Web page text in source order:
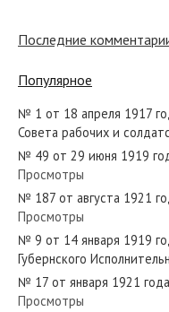
№
Последние
Популярное
№ 1 от 18 апреля 1917
Совета рабочих и
№ 49 от 29 июня 1919
Просмотры
№ 187 от августа 1921
Просмотры
№ 9 от 14 января 1919
Губернского
№ 17 от января 1921
Просмотры